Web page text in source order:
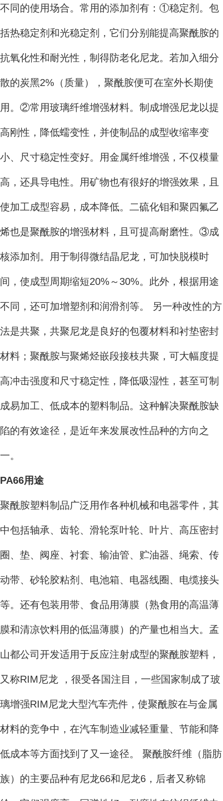
不同的使用场合。常用的添加剂有：①稳定剂。包
括热稳定剂和光稳定剂，它们分别能提高聚酰胺的
抗氧化性和耐光性，制得防老化尼龙。若加入细分
散的炭黑2%（质量），聚酰胺便可在室外长期使
用。②常用玻璃纤维增强材料。制成增强尼龙以提
高刚性，降低蠕变性，并使制品的成型收缩率变
小、尺寸稳定性变好。用金属纤维增强，不仅模量
高，还具导电性。用矿物也有很好的增强效果，且
使加工成型容易，成本降低。二硫化钼和聚四氟乙
烯也是聚酰胺的增强材料，且可提高耐磨性。③成
核添加剂。用于制得微结晶尼龙，可加快脱模时
间，使成型周期缩短20%～30%。此外，根据用途
不同，还可加增塑剂和润滑剂等。 另一种改性的方
法是共聚，共聚尼龙是良好的包覆材料和衬垫密封
材料；聚酰胺与聚烯烃嵌段接枝共聚，可大幅度提
高冲击强度和尺寸稳定性，降低吸湿性，甚至可制
成易加工、低成本的塑料制品。这种解决聚酰胺缺
陷的有效途径，是近年来发展改性品种的方向之
一。
PA66用途
聚酰胺塑料制品广泛用作各种机械和电器零件，其
中包括轴承、齿轮、滑轮泵叶轮、叶片、高压密封
圈、垫、阀座、衬套、输油管、贮油器、绳索、传
动带、砂轮胶粘剂、电池箱、电器线圈、电缆接头
等。还有包装用带、食品用薄膜（熟食用的高温薄
膜和清凉饮料用的低温薄膜）的产量也相当大。孟
山都公司开发适用于反应注射成型的聚酰胺塑料，
又称RIM尼龙 ，很受各国注目，一些国家制成了玻
璃增强RIM尼龙大型汽车壳件，使聚酰胺在与金属
材料的竞争中，在汽车制造业减轻重量、节能和降
低成本等方面找到了又一途径。 聚酰胺纤维（脂肪
族）的主要品种有尼龙66和尼龙6，后者又称锦